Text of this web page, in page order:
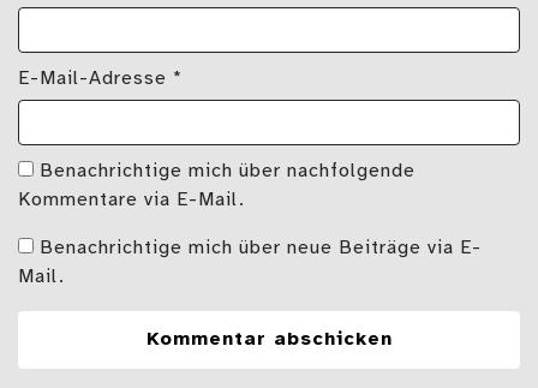
E-Mail-Adresse *
Benachrichtige mich über nachfolgende
Kommentare via E-Mail.
Benachrichtige mich über neue Beiträge via E-
Mail.